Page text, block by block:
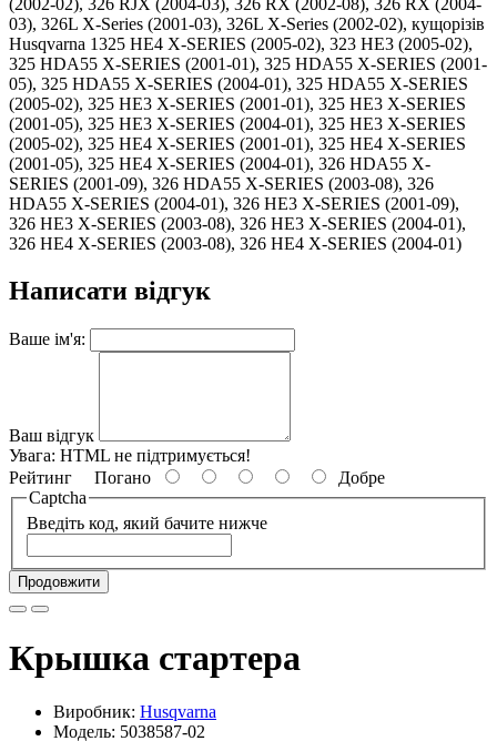
(2002-02), 326 RJX (2004-03), 326 RX (2002-08), 326 RX (2004-
03), 326L X-Series (2001-03), 326L X-Series (2002-02), кущорізів
Husqvarna 1325 HE4 X-SERIES (2005-02), 323 HE3 (2005-02),
325 HDA55 X-SERIES (2001-01), 325 HDA55 X-SERIES (2001-
05), 325 HDA55 X-SERIES (2004-01), 325 HDA55 X-SERIES
(2005-02), 325 HE3 X-SERIES (2001-01), 325 HE3 X-SERIES
(2001-05), 325 HE3 X-SERIES (2004-01), 325 HE3 X-SERIES
(2005-02), 325 HE4 X-SERIES (2001-01), 325 HE4 X-SERIES
(2001-05), 325 HE4 X-SERIES (2004-01), 326 HDA55 X-
SERIES (2001-09), 326 HDA55 X-SERIES (2003-08), 326
HDA55 X-SERIES (2004-01), 326 HE3 X-SERIES (2001-09),
326 HE3 X-SERIES (2003-08), 326 HE3 X-SERIES (2004-01),
326 HE4 X-SERIES (2003-08), 326 HE4 X-SERIES (2004-01)
Написати відгук
Ваше ім'я:
Ваш відгук
Увага: HTML не підтримується!
Рейтинг Погано
Добре
Captcha
Введіть код, який бачите нижче
Продовжити
Крышка стартера
Виробник: Husqvarna
Модель: 5038587-02